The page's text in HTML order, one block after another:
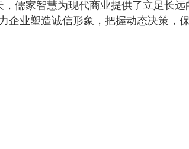
儒家智慧为现代商业提供了立足长
企业塑造诚信形象，把握动态决策，